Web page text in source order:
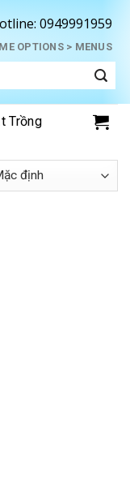
0949991959
OPTIONS > MENUS
Trồng